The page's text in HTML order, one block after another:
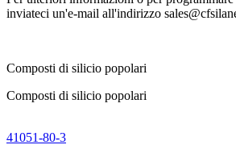
inviateci un'e-mail all'indirizzo
Composti di silicio popolari
Composti di silicio popolari
41051-80-3